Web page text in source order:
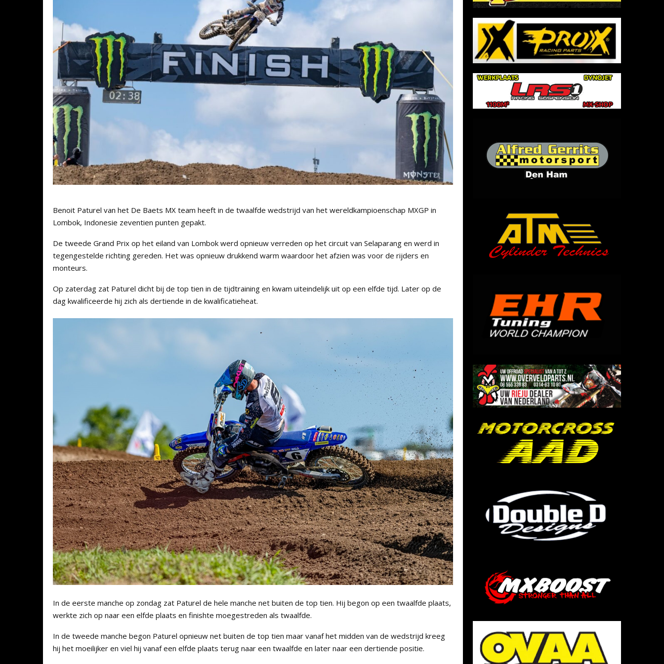
Benoit Paturel van het De Baets MX team heeft in de twaalfde wedstrijd van het wereldkampioenschap MXGP in
Lombok, Indonesie zeventien punten gepakt.
De tweede Grand Prix op het eiland van Lombok werd opnieuw verreden op het circuit van Selaparang en werd in
tegengestelde richting gereden. Het was opnieuw drukkend warm waardoor het afzien was voor de rijders en
monteurs.
Op zaterdag zat Paturel dicht bij de top tien in de tijdtraining en kwam uiteindelijk uit op een elfde tijd. Later op de
dag kwalificeerde hij zich als dertiende in de kwalificatieheat.
In de eerste manche op zondag zat Paturel de hele manche net buiten de top tien. Hij begon op een twaalfde plaats,
werkte zich op naar een elfde plaats en finishte moegestreden als twaalfde.
In de tweede manche begon Paturel opnieuw net buiten de top tien maar vanaf het midden van de wedstrijd kreeg
hij het moeilijker en viel hij vanaf een elfde plaats terug naar een twaalfde en later naar een dertiende positie.